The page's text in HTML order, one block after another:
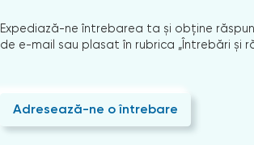
Expediază-ne întrebarea ta și obține
de e-mail sau plasat în rubrica „Întrebări și
Adresează-ne o întrebare